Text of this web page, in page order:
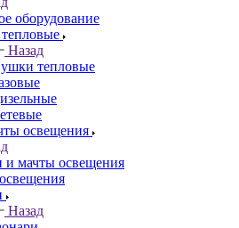
оборудование
Назад
тепловые
освещения
и мачты освещения
Назад